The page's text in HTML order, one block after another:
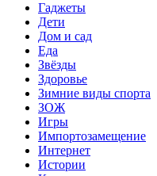
Гаджеты
Дети
Дом и сад
Еда
Звёзды
Здоровье
Зимние виды спорта
ЗОЖ
Игры
Импортозамещение
Интернет
Истории